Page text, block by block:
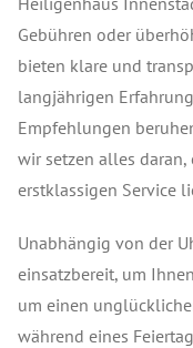
Gebühren oder
bieten klare und
langjährigen
Empfehlungen
wir setzen alles
erstklassigen Service
Unabhängig von der
einsatzbereit, um
um einen
während eines